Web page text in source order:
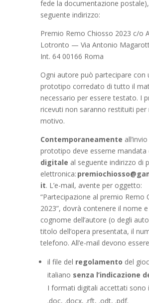
fede la documentazione
seguente indirizzo:
Premio Remo Chiosso 2023 c/o
Lotronto — Via Antonio
Int. 64 00166 Roma
Ogni autore può partecipare con
prototipo corredato di tutto il
necessario per essere testato. I
ricevuti non saranno restituiti per
motivo.
Contemporaneamente
prototipo deve esserne mandata
digitale al seguente indirizzo di
elettronica:
it. L’e-mail, avente per oggetto:
“Partecipazione al premio Remo
2023”, dovrà contenere il nome e
cognome dell’autore (o degli
titolo dell’opera presentata, il
telefono. All’e-mail devono
il file del regolamento del
italiano senza l’indicazione
I formati digitali accettati sono
.doc, .docx, .rft, .odt, .pdf.